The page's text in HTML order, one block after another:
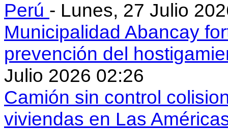
Perú - Lunes, 27 Julio
Municipalidad Abancay
prevención del
Julio 2026 02:26
Camión sin control
viviendas en Las